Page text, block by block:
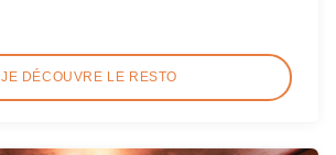
JE DÉCOUVRE LE RESTO